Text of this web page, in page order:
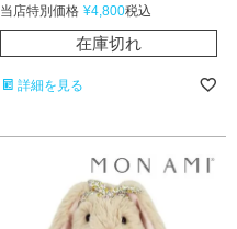
当店特別価格 ¥4,800税込
在庫切れ
詳細を見る